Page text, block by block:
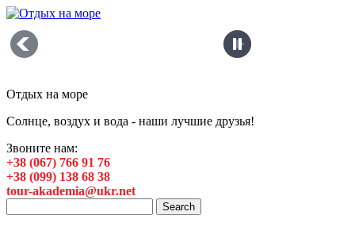
Отдых на море
Солнце, воздух и вода - наши лучшие друзья!
Звоните нам:
+38 (067) 766 91 76
+38 (099) 138 68 38
tour-akademia@ukr.net